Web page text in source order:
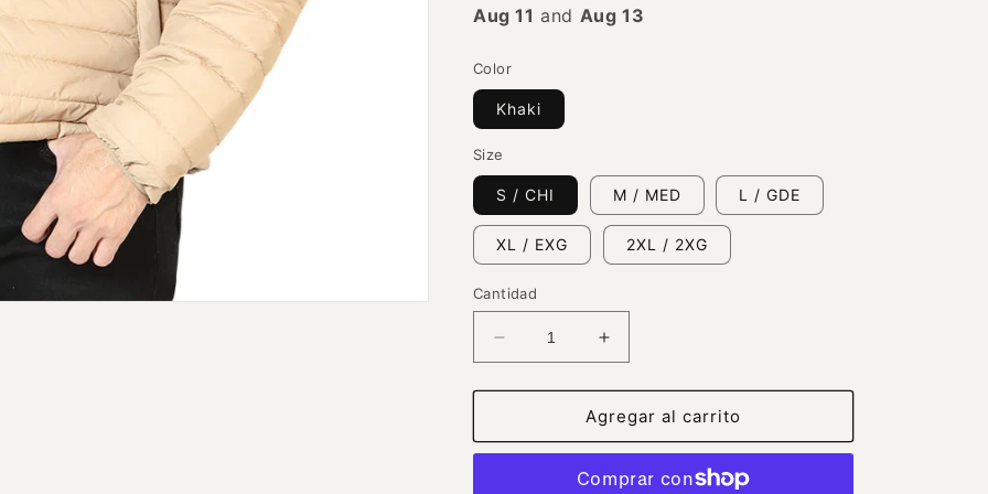
Aug 11 and Aug 13
Color
Khaki
Size
S / CHI M / MED L / GDE
XL / EXG 2XL / 2XG
Cantidad
Reducir
cantidad
para
Acolchada
Aumentar
cantidad
para
Chamarra
Acolchada
Calidad
Agregar al carrito